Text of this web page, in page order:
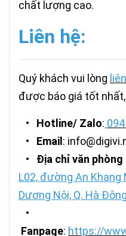
chất lượng cao.
Liên hệ:
Quý khách vui lòng
được báo giá tốt
• Hotline/ Zalo:
• Email :
• Địa chỉ văn phòng
L02, đường An Khang
Dương Nội, Q. Hà
•
Fanpage: https://